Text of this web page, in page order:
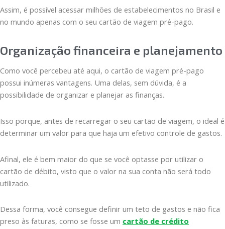
Assim, é possível acessar milhões de estabelecimentos no Brasil e
no mundo apenas com o seu cartão de viagem pré-pago.
Organização financeira e planejamento
Como você percebeu até aqui, o cartão de viagem pré-pago
possui inúmeras vantagens. Uma delas, sem dúvida, é a
possibilidade de organizar e planejar as finanças.
Isso porque, antes de recarregar o seu cartão de viagem, o ideal é
determinar um valor para que haja um efetivo controle de gastos.
Afinal, ele é bem maior do que se você optasse por utilizar o
cartão de débito, visto que o valor na sua conta não será todo
utilizado.
Dessa forma, você consegue definir um teto de gastos e não fica
preso às faturas, como se fosse um cartão de crédito